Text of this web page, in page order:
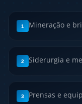
1 Mineração e
2 Siderurgia e
3 Prensas e